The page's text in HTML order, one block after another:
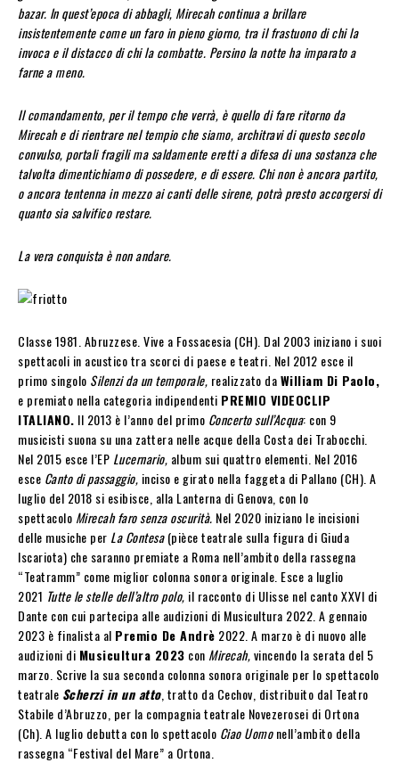
bazar. In quest’epoca di abbagli, Mirecah continua a brillare
insistentemente come un faro in pieno giorno, tra il frastuono di chi la
invoca e il distacco di chi la combatte. Persino la notte ha imparato a
farne a meno.
Il comandamento, per il tempo che verrà, è quello di fare ritorno da
Mirecah e di rientrare nel tempio che siamo, architravi di questo secolo
convulso, portali fragili ma saldamente eretti a difesa di una sostanza che
talvolta dimentichiamo di possedere, e di essere. Chi non è ancora partito,
o ancora tentenna in mezzo ai canti delle sirene, potrà presto accorgersi di
quanto sia salvifico restare.
La vera conquista è non andare.
Classe 1981. Abruzzese. Vive a Fossacesia (CH). Dal 2003 iniziano i suoi
spettacoli in acustico tra scorci di paese e teatri. Nel 2012 esce il
primo singolo Silenzi da un temporale, realizzato daWilliam Di Paolo,
e premiato nella categoria indipendenti PREMIO VIDEOCLIP
ITALIANO. Il 2013 è l’anno del primo Concerto sull’Acqua: con 9
musicisti suona su una zattera nelle acque della Costa dei Trabocchi.
Nel 2015 esce l’EP Lucernario, album sui quattro elementi. Nel 2016
esce Canto di passaggio, inciso e girato nella faggeta di Pallano (CH). A
luglio del 2018 si esibisce, alla Lanterna di Genova, con lo
spettacolo Mirecah faro senza oscurità. Nel 2020 iniziano le incisioni
delle musiche per La Contesa(pièce teatrale sulla figura di Giuda
Iscariota) che saranno premiate a Roma nell’ambito della rassegna
“Teatramm” come miglior colonna sonora originale. Esce a luglio
2021 Tutte le stelle dell’altro polo, il racconto di Ulisse nel canto XXVI di
Dante con cui partecipa alle audizioni di Musicultura 2022. A gennaio
2023 è finalista al Premio De Andrè 2022. A marzo è di nuovo alle
audizioni di Musicultura 2023 con Mirecah,vincendo la serata del 5
marzo. Scrive la sua seconda colonna sonora originale per lo spettacolo
teatrale Scherzi in un atto, tratto da Cechov, distribuito dal Teatro
Stabile d’Abruzzo, per la compagnia teatrale Novezerosei di Ortona
(Ch). A luglio debutta con lo spettacolo Ciao Uomonell’ambito della
rassegna “Festival del Mare” a Ortona.